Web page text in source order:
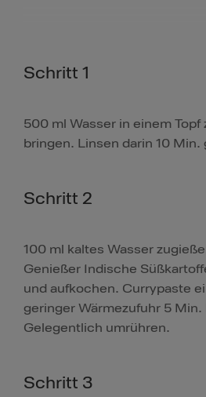
Schritt 1
500 ml Wasser in einem Topf
bringen. Linsen darin 10 Min.
Schritt 2
100 ml kaltes Wasser
Genießer Indische
und aufkochen. Currypaste
geringer Wärmezufuhr 5
Gelegentlich umrühren.
Schritt 3